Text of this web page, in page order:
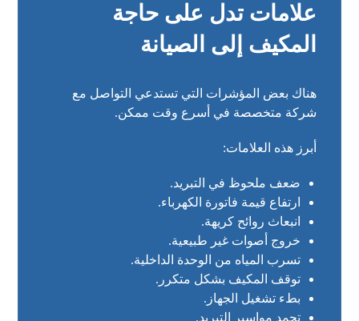
علامات تدل على حاجة
المكيف إلى الصيانة
هناك بعض المؤشرات التي تستدعي التواصل مع
شركة متخصصة في أسرع وقت ممكن.
أبرز هذه العلامات:
ضعف ملحوظ في التبريد.
ارتفاع قيمة فاتورة الكهرباء.
انبعاث روائح كريهة.
خروج أصوات غير طبيعية.
تسرب المياه من الوحدة الداخلية.
توقف المكيف بشكل متكرر.
بطء تشغيل الجهاز.
تجمد مواسير التبريد.